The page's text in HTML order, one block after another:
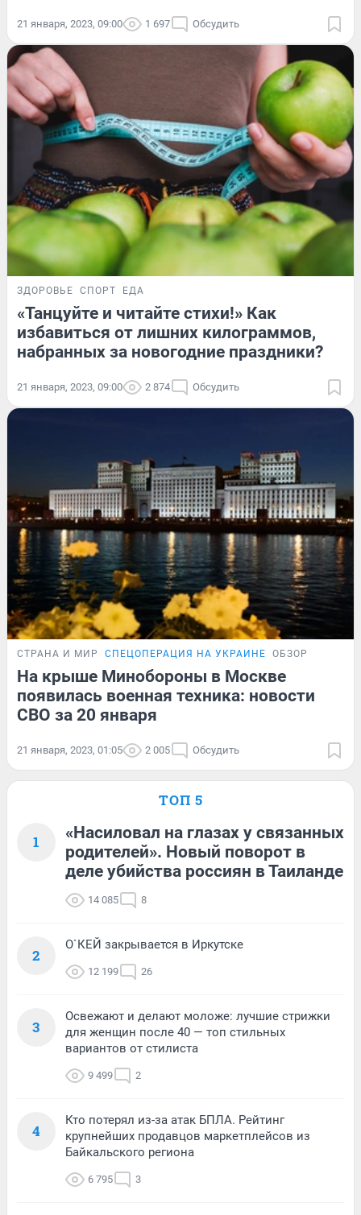
21 января, 2023, 09:00 1 697 Обсудить
ЗДОРОВЬЕ СПОРТ ЕДА
«Танцуйте и читайте стихи!» Как
избавиться от лишних килограммов,
набранных за новогодние праздники?
21 января, 2023, 09:00 2 874 Обсудить
СТРАНА И МИР СПЕЦОПЕРАЦИЯ НА УКРАИНЕ ОБЗОР
На крыше Минобороны в Москве
появилась военная техника: новости
СВО за 20 января
21 января, 2023, 01:05 2 005 Обсудить
ТОП 5
1
«Насиловал на глазах у связанных
родителей». Новый поворот в
деле убийства россиян в Таиланде
14 085 8
2
О`КЕЙ закрывается в Иркутске
12 199 26
3
Освежают и делают моложе: лучшие стрижки
для женщин после 40 — топ стильных
вариантов от стилиста
9 499 2
4
Кто потерял из-за атак БПЛА. Рейтинг
крупнейших продавцов маркетплейсов из
Байкальского региона
6 795 3